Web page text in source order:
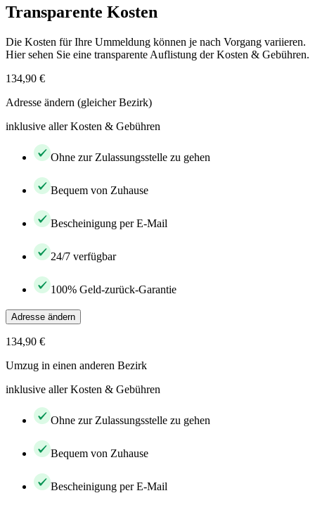
Transparente Kosten
Die Kosten für Ihre Ummeldung können je nach Vorgang variieren.
Hier sehen Sie eine transparente Auflistung der Kosten & Gebühren.
134,90 €
Adresse ändern (gleicher Bezirk)
inklusive aller Kosten & Gebühren
Ohne zur Zulassungsstelle zu gehen
Bequem von Zuhause
Bescheinigung per E-Mail
24/7 verfügbar
100% Geld-zurück-Garantie
Adresse ändern
134,90 €
Umzug in einen anderen Bezirk
inklusive aller Kosten & Gebühren
Ohne zur Zulassungsstelle zu gehen
Bequem von Zuhause
Bescheinigung per E-Mail